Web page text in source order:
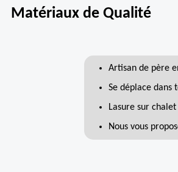
Matériaux de Qualité
Artisan de père
Se déplace dans
Lasure sur chalet
Nous vous